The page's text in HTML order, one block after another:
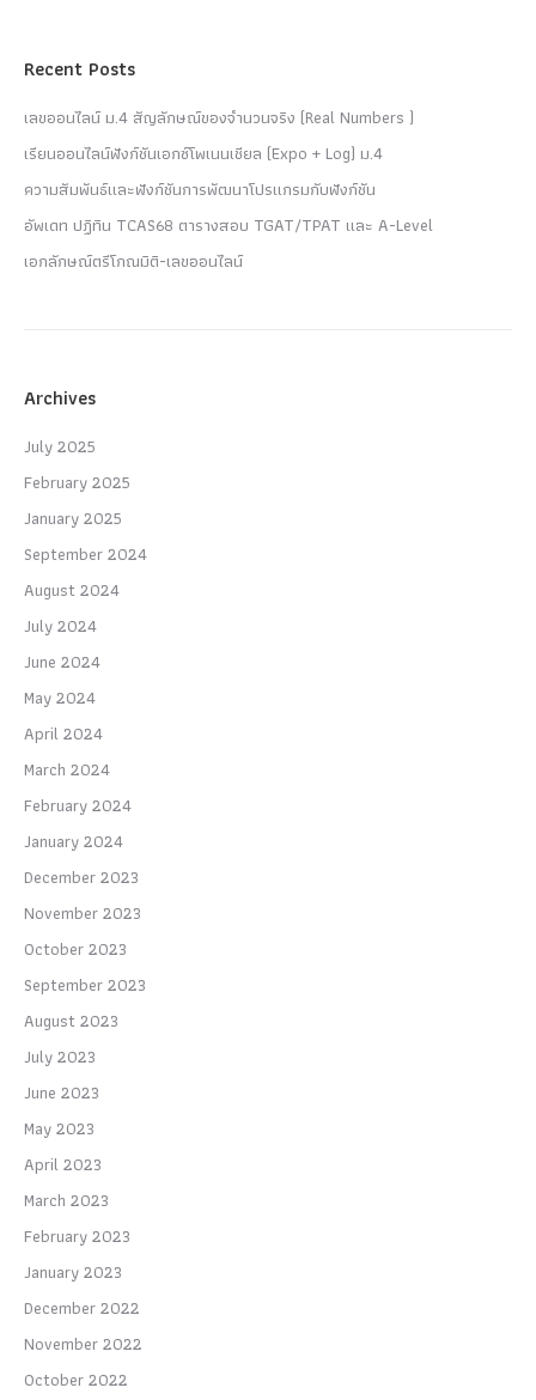
Recent Posts
เลขออนไลน์ ม.4 สัญลักษณ์ของจำนวนจริง (Real Numbers )
เรียนออนไลน์ฟังก์ชันเอกซ์โพเนนเชียล (Expo + Log) ม.4
ความสัมพันธ์และฟังก์ชันการพัฒนาโปรแกรมกับฟังก์ชัน
อัพเดท ปฏิทิน TCAS68 ตารางสอบ TGAT/TPAT และ A-Level
เอกลักษณ์ตรีโกณมิติ-เลขออนไลน์
Archives
July 2025
February 2025
January 2025
September 2024
August 2024
July 2024
June 2024
May 2024
April 2024
March 2024
February 2024
January 2024
December 2023
November 2023
October 2023
September 2023
August 2023
July 2023
June 2023
May 2023
April 2023
March 2023
February 2023
January 2023
December 2022
November 2022
October 2022